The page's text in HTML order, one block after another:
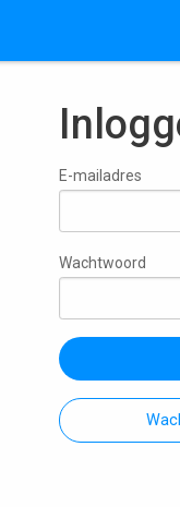
E-mailadres
Wachtwoord